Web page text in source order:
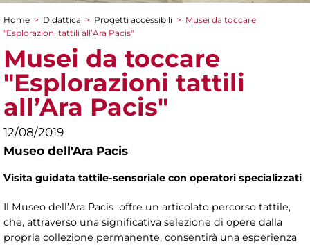
Tu sei qui
Home > Didattica > Progetti accessibili > Musei da toccare
"Esplorazioni tattili all’Ara Pacis"
Musei da toccare
"Esplorazioni tattili
all’Ara Pacis"
12/08/2019
Museo dell'Ara Pacis
Visita guidata tattile-sensoriale con operatori specializzati
Il Museo dell’Ara Pacis offre un articolato percorso tattile,
che, attraverso una significativa selezione di opere dalla
propria collezione permanente, consentirà una esperienza